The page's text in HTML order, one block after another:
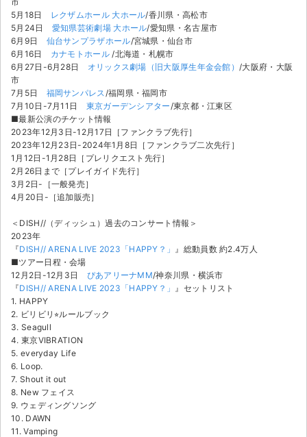
サイト情報
チケットジャム運営会社
チケットジャム利用規約
プライバシーポリシー
特定商取引法に基づく表記
公演登録依頼
不正転売禁止法について
チケットジャムの取り組み
音楽情報
5月18日 レクザムホール 大ホール/香川県・高松市
5月24日 愛知県芸術劇場 大ホール/愛知県・名古屋市
6月9日 仙台サンプラザホール/宮城県・仙台市
6月16日 カナモトホール/北海道・札幌市
6月27日-6月28日 オリックス劇場（旧大阪厚生年金会館）/大阪府・大阪
市
7月5日 福岡サンパレス/福岡県・福岡市
7月10日-7月11日 東京ガーデンシアター/東京都・江東区
■最新公演のチケット情報
2023年12月3日-12月17日［ファンクラブ先行］
2023年12月23日-2024年1月8日［ファンクラブ二次先行］
1月12日-1月28日［プレリクエスト先行］
2月26日まで［プレイガイド先行］
3月2日-［一般発売］
4月20日-［追加販売］
＜DISH//（ディッシュ）過去のコンサート情報＞
2023年
『DISH// ARENA LIVE 2023「HAPPY？」 』総動員数 約2.4万人
■ツアー日程・会場
12月2日-12月3日 ぴあアリーナMM/神奈川県・横浜市
『DISH// ARENA LIVE 2023「HAPPY？」 』セットリスト
1. HAPPY
2. ビリビリ⭐︎ルールブック
3. Seagull
4. 東京VIBRATION
5. everyday Life
6. Loop.
7. Shout it out
8. New フェイス
9. ウェディングソング
10. DAWN
11. Vamping